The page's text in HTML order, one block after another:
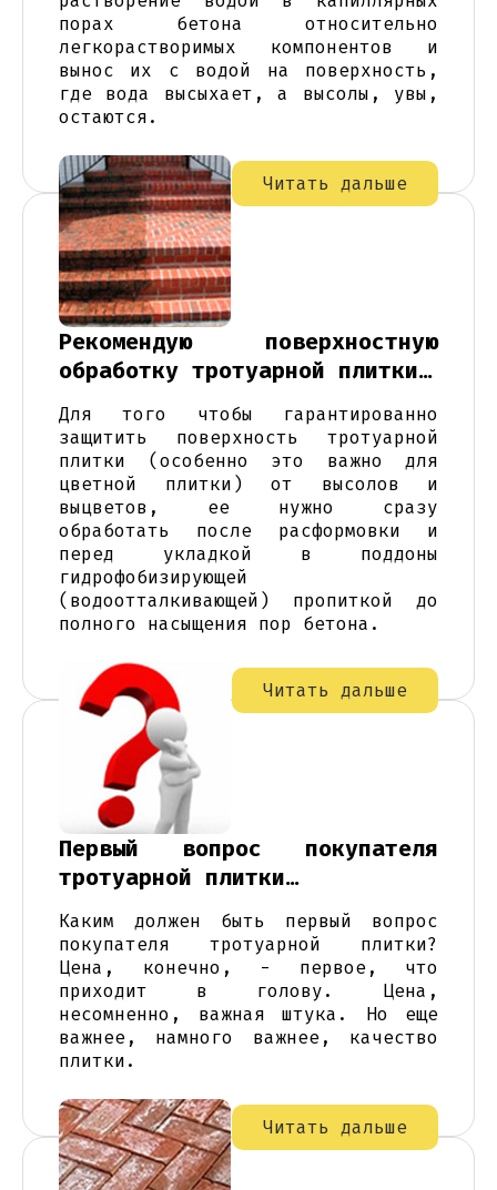
порах бетона относительно
легкорастворимых компонентов и
вынос их с водой на поверхность,
где вода высыхает, а высолы, увы,
остаются.
Читать дальше
Рекомендую поверхностную
обработку тротуарной плитки…
Для того чтобы гарантированно
защитить поверхность тротуарной
плитки (особенно это важно для
цветной плитки) от высолов и
выцветов, ее нужно сразу
обработать после расформовки и
перед укладкой в поддоны
гидрофобизирующей
(водоотталкивающей) пропиткой до
полного насыщения пор бетона.
Читать дальше
Первый вопрос покупателя
тротуарной плитки…
Каким должен быть первый вопрос
покупателя тротуарной плитки?
Цена, конечно, - первое, что
приходит в голову. Цена,
несомненно, важная штука. Но еще
важнее, намного важнее, качество
плитки.
Читать дальше